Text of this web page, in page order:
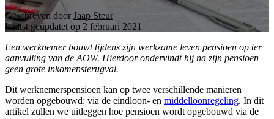
Geschreven door Jaap Steur
Laatst geüpdatet op 2 februari 2021
Een werknemer bouwt tijdens zijn werkzame leven pensioen op ter
aanvulling van de AOW. Hierdoor ondervindt hij na zijn pensioen
geen grote inkomensterugval.
Dit werknemerspensioen kan op twee verschillende manieren
worden opgebouwd: via de eindloon- en middelloonregeling. In dit
artikel zullen we uitleggen hoe pensioen wordt opgebouwd via de